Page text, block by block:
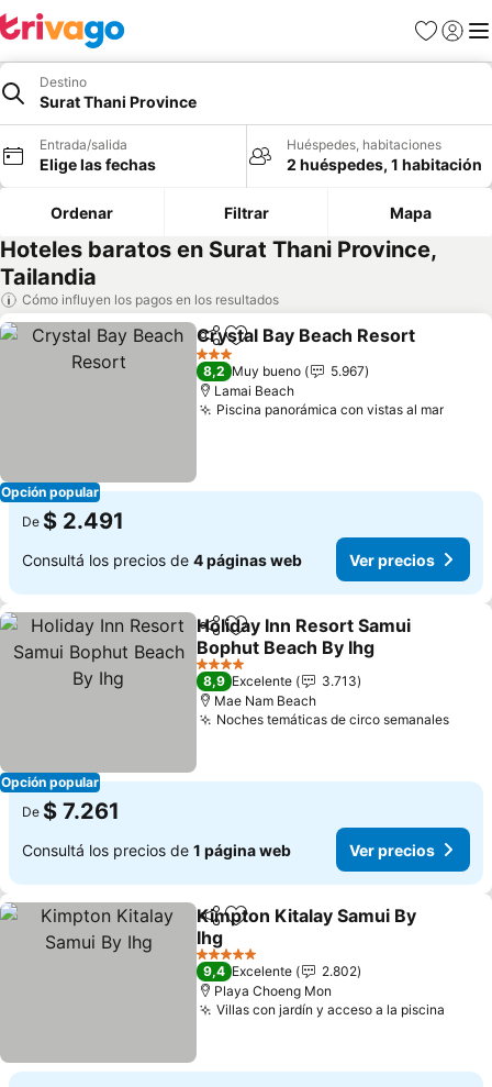
Favoritos
Iniciar
Destino
Surat Thani Province
Entrada/salida
Elige las fechas
Huéspedes, habitaciones
2 huéspedes, 1 habitación
Ordenar Filtrar Mapa
Hoteles baratos en Surat Thani Province,
Tailandia
Cómo influyen los pagos en los resultados
Opción popular
CompartirAñadir a favoritos
Crystal Bay Beach Resort
3 Estrellas
8,2 Muy bueno
5.967
Lamai Beach
Piscina panorámica con vistas al marVer
De $ 2.491
Consultá los precios de 4 páginas web Ver precios
Opción popular
CompartirAñadir a favoritos
Holiday Inn Resort Samui
Bophut Beach By Ihg
Ver precios
4 Estrellas
8,9 Excelente
3.713
Mae Nam Beach
Noches temáticas de circo semanalesVer
De $ 7.261
Consultá los precios de 1 página web Ver precios
CompartirAñadir a favoritos
Kimpton Kitalay Samui By
Ihg
Ver precios
5 Estrellas
9,4 Excelente
2.802
Playa Choeng Mon
Villas con jardín y acceso a la piscina